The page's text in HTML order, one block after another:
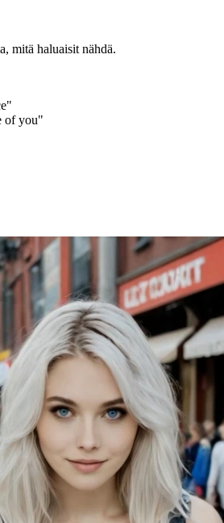
mitä haluaisit nähdä.
of you"